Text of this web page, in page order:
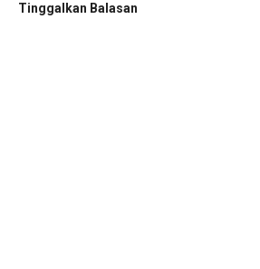
Tinggalkan Balasan